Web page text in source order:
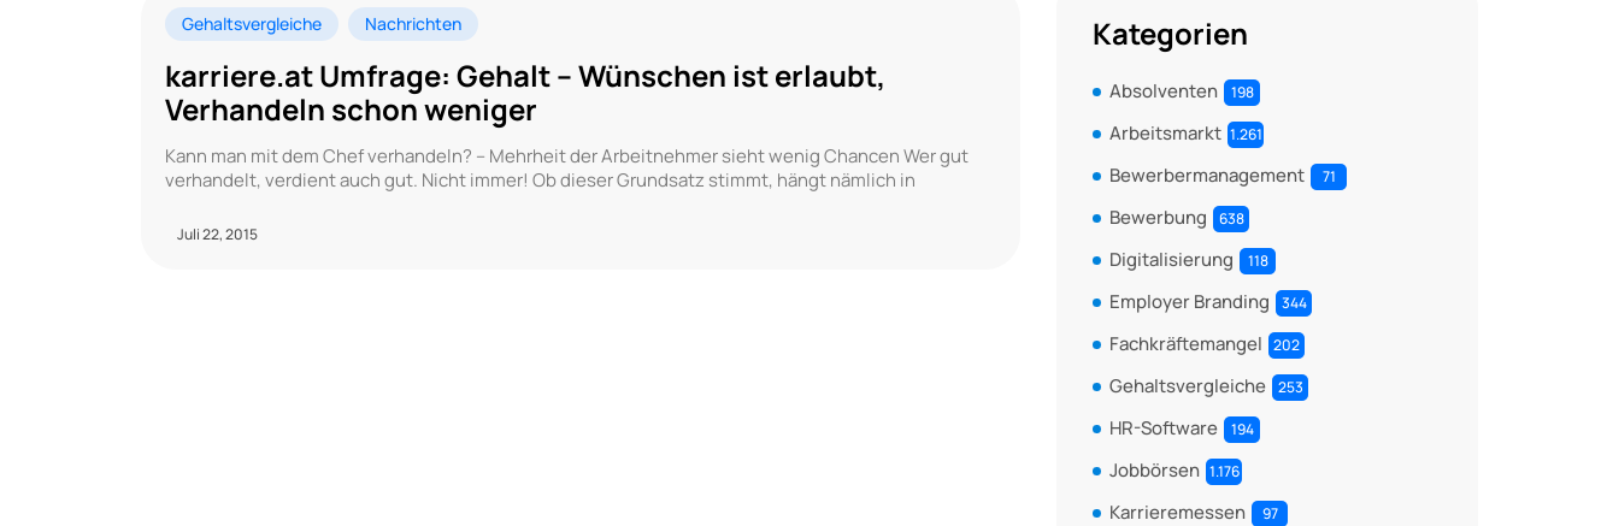
Gehaltsvergleiche Nachrichten
karriere.at Umfrage: Gehalt – Wünschen ist erlaubt,
Verhandeln schon weniger
Kann man mit dem Chef verhandeln? – Mehrheit der Arbeitnehmer sieht wenig Chancen Wer gut
verhandelt, verdient auch gut. Nicht immer! Ob dieser Grundsatz stimmt, hängt nämlich in
Juli 22, 2015
Kategorien
Absolventen 198
Arbeitsmarkt 1.261
Bewerbermanagement 71
Bewerbung 638
Digitalisierung 118
Employer Branding 344
Fachkräftemangel 202
Gehaltsvergleiche 253
HR-Software 194
Jobbörsen 1.176
Karrieremessen 97